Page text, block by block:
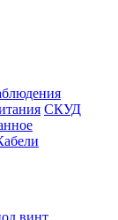
СКУД